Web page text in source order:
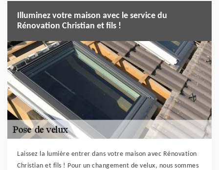
Illuminez votre maison avec le service du
Rénovation Christian et fils !
Laissez la lumière entrer dans votre maison avec Rénovation
Christian et fils ! Pour un changement de velux, nous sommes